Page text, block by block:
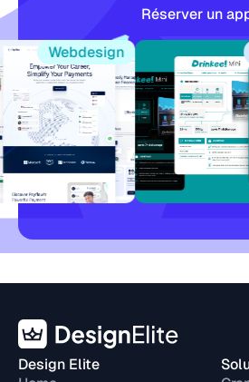
Réserver un
Webdesign
Design Elite